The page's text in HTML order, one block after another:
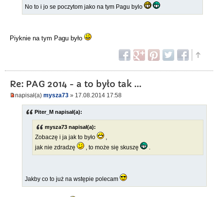
No to i jo se poczytom jako na tym Pagu bylo
Piyknie na tym Pagu było
Re: PAG 2014 - a to było tak ...
napisał(a) mysza73 » 17.08.2014 17:58
Piter_M napisał(a):
mysza73 napisał(a):
Zobaczę i ja jak to było
,
jak nie zdradzę
, to może się skuszę .
Jakby co to już na wstępie polecam